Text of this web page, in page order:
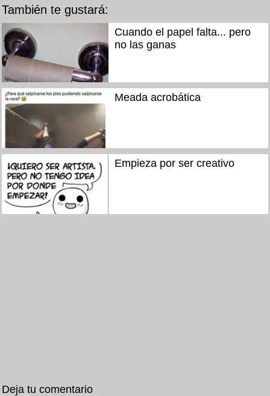
También te gustará:
Cuando el papel falta... pero
no las ganas
Meada acrobática
Empieza por ser creativo
Deja tu comentario